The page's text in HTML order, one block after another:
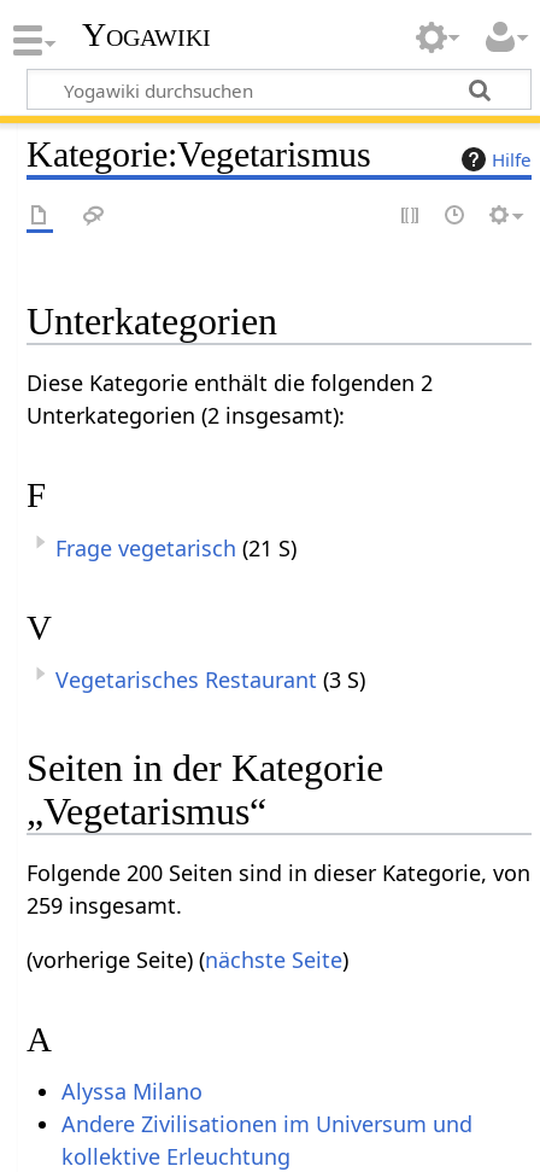
Yogawiki
Hilfe
Kategorie:Vegetarismus
Unterkategorien
Diese Kategorie enthält die folgenden 2
Unterkategorien (2 insgesamt):
F
Frage vegetarisch (21 S)
V
Vegetarisches Restaurant (3 S)
Seiten in der Kategorie
„Vegetarismus“
Folgende 200 Seiten sind in dieser Kategorie, von
259 insgesamt.
(vorherige Seite) (nächste Seite)
A
Alyssa Milano
Andere Zivilisationen im Universum und
kollektive Erleuchtung